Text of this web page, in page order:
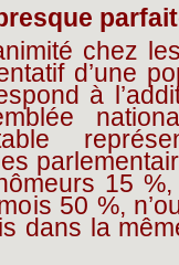
chez
d’une
à
15
50 %,
dans la